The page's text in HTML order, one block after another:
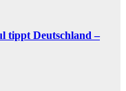
tippt Deutschland –